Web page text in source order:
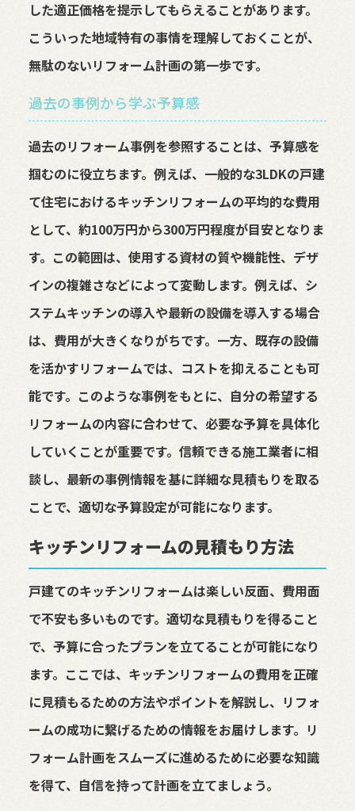
した適正価格を提示してもらえることがあります。
こういった地域特有の事情を理解しておくことが、
無駄のないリフォーム計画の第一歩です。
過去の事例から学ぶ予算感
過去のリフォーム事例を参照することは、予算感を
掴むのに役立ちます。例えば、一般的な3LDKの戸建
て住宅におけるキッチンリフォームの平均的な費用
として、約100万円から300万円程度が目安となりま
す。この範囲は、使用する資材の質や機能性、デザ
インの複雑さなどによって変動します。例えば、シ
ステムキッチンの導入や最新の設備を導入する場合
は、費用が大きくなりがちです。一方、既存の設備
を活かすリフォームでは、コストを抑えることも可
能です。このような事例をもとに、自分の希望する
リフォームの内容に合わせて、必要な予算を具体化
していくことが重要です。信頼できる施工業者に相
談し、最新の事例情報を基に詳細な見積もりを取る
ことで、適切な予算設定が可能になります。
キッチンリフォームの見積もり方法
戸建てのキッチンリフォームは楽しい反面、費用面
で不安も多いものです。適切な見積もりを得ること
で、予算に合ったプランを立てることが可能になり
ます。ここでは、キッチンリフォームの費用を正確
に見積もるための方法やポイントを解説し、リフォ
ームの成功に繋げるための情報をお届けします。リ
フォーム計画をスムーズに進めるために必要な知識
を得て、自信を持って計画を立てましょう。